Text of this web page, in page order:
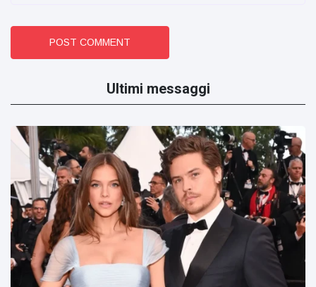
POST COMMENT
Ultimi messaggi